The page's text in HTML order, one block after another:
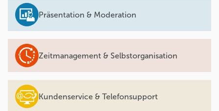
Präsentation & Moderation
Zeitmanagement & Selbstorganisation
Kundenservice & Telefonsupport